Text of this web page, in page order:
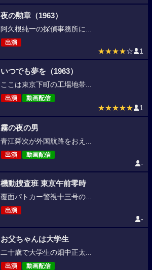
夜の勲章（1963）
阿久根純一の探偵事務所に...
出演
★★★★☆ 1
いつでも夢を（1963）
ここは東京下町の工場地帯...
出演 動画配信
★★★★★ 1
霧の夜の男
青江舜次が外国航路をおえ...
出演 動画配信
-
機動捜査班 東京午前零時
覆面パトカー警視十三号の...
出演
-
お父ちゃんは大学生
二十歳で大学生の畑中正太...
出演 動画配信